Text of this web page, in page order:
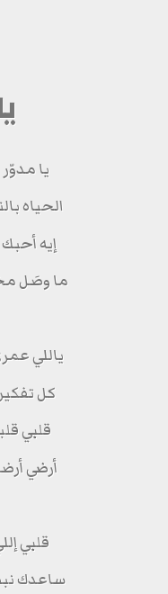
يا
الحياه
إيه
ما وصَل
ياللي
كل
قلبي
أرضي
قلبي
ساعدك